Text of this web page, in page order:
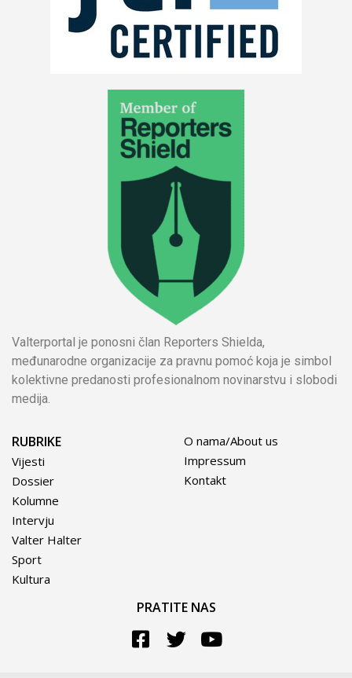
Valterportal je ponosni član Reporters Shielda,
međunarodne organizacije za pravnu pomoć koja je simbol
kolektivne predanosti profesionalnom novinarstvu i slobodi
medija.
RUBRIKE
Vijesti
Dossier
Kolumne
Intervju
Valter Halter
Sport
Kultura
O nama/About us
Impressum
Kontakt
PRATITE NAS